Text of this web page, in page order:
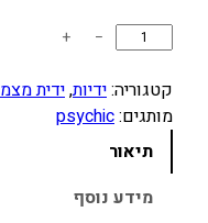
ו
ת
ל
−
+
קטגוריה:ידיות, ידית
מותגים:psychic
תיאור
מידע נוסף